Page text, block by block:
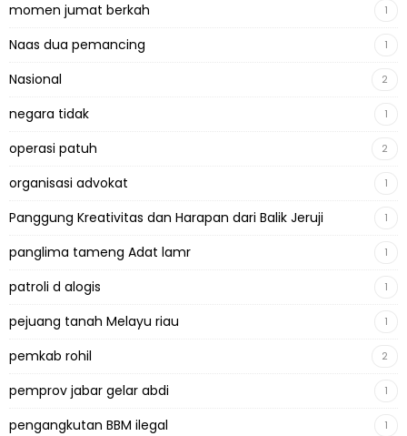
momen jumat berkah 1
Naas dua pemancing 1
Nasional 2
negara tidak 1
operasi patuh 2
organisasi advokat 1
Panggung Kreativitas dan Harapan dari Balik Jeruji 1
panglima tameng Adat lamr 1
patroli d alogis 1
pejuang tanah Melayu riau 1
pemkab rohil 2
pemprov jabar gelar abdi 1
pengangkutan BBM ilegal 1